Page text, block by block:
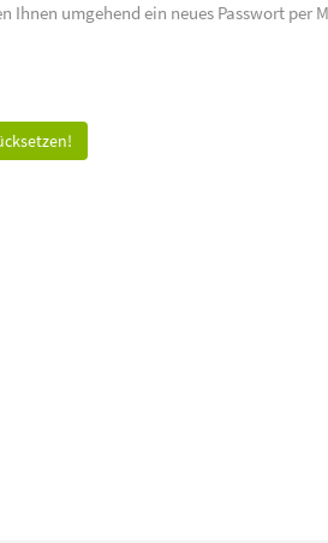
Ihnen umgehend ein neues Passwort per